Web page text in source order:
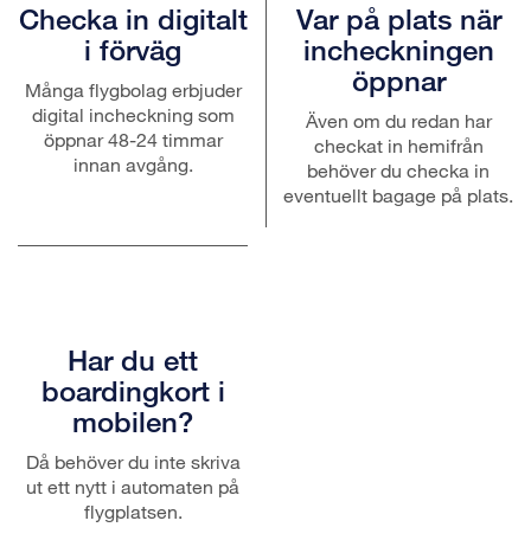
Checka in digitalt
i förväg
Många flygbolag erbjuder
digital incheckning som
öppnar 48-24 timmar
innan avgång.
Var på plats när
incheckningen
öppnar
Även om du redan har
checkat in hemifrån
behöver du checka in
eventuellt bagage på plats.
Har du ett
boardingkort i
mobilen?
Då behöver du inte skriva
ut ett nytt i automaten på
flygplatsen.